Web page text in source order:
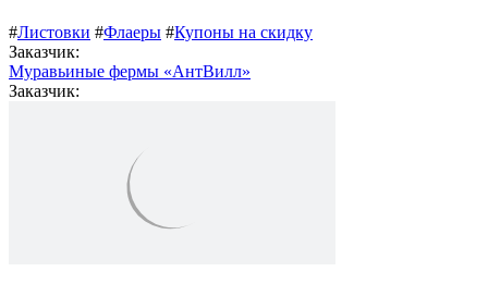
#Листовки #Флаеры #Купоны на скидку
Заказчик:
Муравьиные фермы «АнтВилл»
Заказчик: